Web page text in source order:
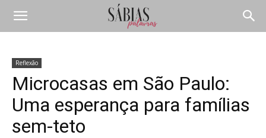
Reflexão
Microcasas em São Paulo:
Uma esperança para famílias
sem-teto